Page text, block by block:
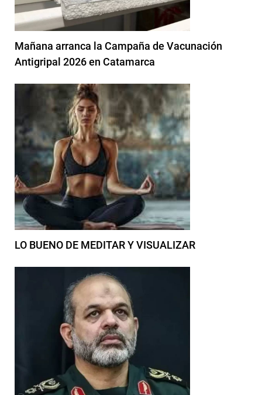
Mañana arranca la Campaña de Vacunación
Antigripal 2026 en Catamarca
LO BUENO DE MEDITAR Y VISUALIZAR